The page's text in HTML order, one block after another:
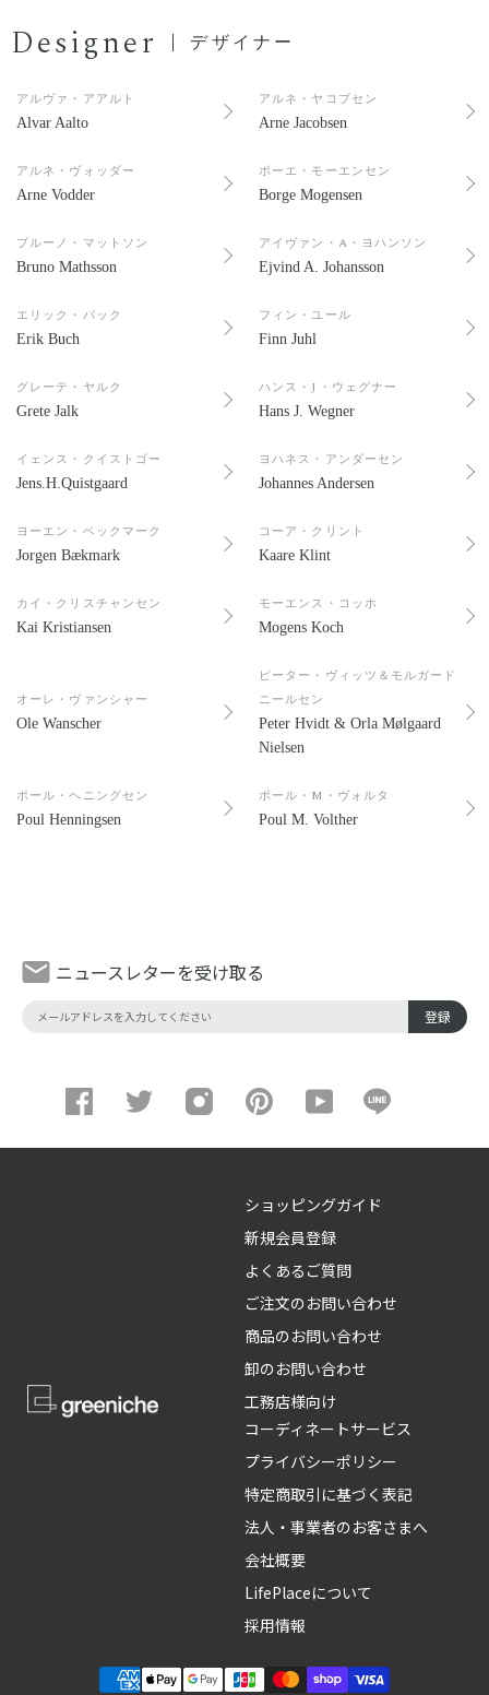
Designer デザイナー
アルヴァ・アアルト
Alvar Aalto
アルネ・ヤコブセン
Arne Jacobsen
アルネ・ヴォッダー
Arne Vodder
ボーエ・モーエンセン
Borge Mogensen
ブルーノ・マットソン
Bruno Mathsson
アイヴァン・A・ヨハンソン
Ejvind A. Johansson
エリック・バック
Erik Buch
フィン・ユール
Finn Juhl
グレーテ・ヤルク
Grete Jalk
ハンス・J・ウェグナー
Hans J. Wegner
イェンス・クイストゴー
Jens.H.Quistgaard
ヨハネス・アンダーセン
Johannes Andersen
ヨーエン・ベックマーク
Jorgen Bækmark
コーア・クリント
Kaare Klint
カイ・クリスチャンセン
Kai Kristiansen
モーエンス・コッホ
Mogens Koch
オーレ・ヴァンシャー
Ole Wanscher
ピーター・ヴィッツ＆モルガード
ニールセン
Peter Hvidt & Orla Mølgaard
Nielsen
ポール・ヘニングセン
Poul Henningsen
ポール・M・ヴォルタ
Poul M. Volther
ニュースレターを受け取る
登録
ショッピングガイド
新規会員登録
よくあるご質問
ご注文のお問い合わせ
商品のお問い合わせ
卸のお問い合わせ
工務店様向け
コーディネートサービス
プライバシーポリシー
特定商取引に基づく表記
法人・事業者のお客さまへ
会社概要
LifePlaceについて
採用情報